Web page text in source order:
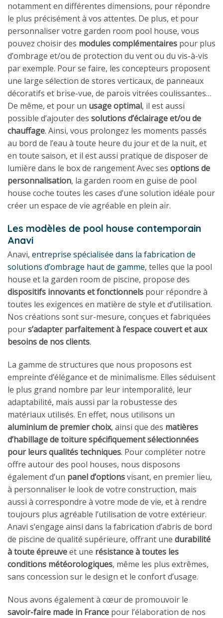
notamment en différentes dimensions, pour répondre
le plus précisément à vos attentes. De plus, et pour
personnaliser votre garden room pool house, vous
pouvez choisir des modules complémentaires pour plus
d’ombrage et/ou de protection du vent ou du vis-à-vis
par exemple. Pour se faire, les concepteurs proposent
une large sélection de stores verticaux, de panneaux
décoratifs et brise-vue, de parois vitrées coulissantes…
De même, et pour un usage optimal, il est aussi
possible d’ajouter des solutions d’éclairage et/ou de
chauffage. Ainsi, vous prolongez les moments passés
au bord de l’eau à toute heure du jour et de la nuit, et
en toute saison, et il est aussi pratique de disposer de
lumière dans le box de rangement Avec ses options de
personnalisation, la garden room en guise de pool
house coche toutes les cases d’une solution idéale pour
créer un espace de vie agréable en plein air.
Les modèles de pool house contemporain
Anavi
Anavi, entreprise spécialisée dans la fabrication de
solutions d’ombrage haut de gamme, telles que la pool
house et la garden room de piscine, propose des
dispositifs innovants et fonctionnels pour répondre à
toutes les exigences en matière de style et d’utilisation.
Nos créations sont sur-mesure, conçues et fabriquées
pours’adapter parfaitement à l’espace couvert et aux
besoins de nos clients.
La gamme de structures que nous proposons est
empreinte d’élégance et de minimalisme. Elles séduisent
le plus grand nombre par leur intemporalité, leur
adaptabilité, mais aussi par la robustesse des
matériaux utilisés. En effet, nous utilisons un
aluminium de premier choix, ainsi que des matières
d’habillage de toiture spécifiquement sélectionnées
pour leurs qualités techniques. Pour compléter notre
offre autour des pool houses, nous disposons
également d’un panel d’optionsvisant, en premier lieu,
à personnaliser le look de votre construction, mais
aussi à correspondre à votre mode de vie, et à rendre
toujours plus agréable l’utilisation de votre extérieur.
Anavi s’engage ainsi dans la fabrication d’abris de bord
de piscine de qualité supérieure, offrant une durabilité
à toute épreuveet une résistance à toutes les
conditions météorologiques, même les plus extrêmes,
sans concession sur le design et le confort d’usage.
Nous avons également à cœur de promouvoir le
savoir-faire made in France pour l’élaboration de nos